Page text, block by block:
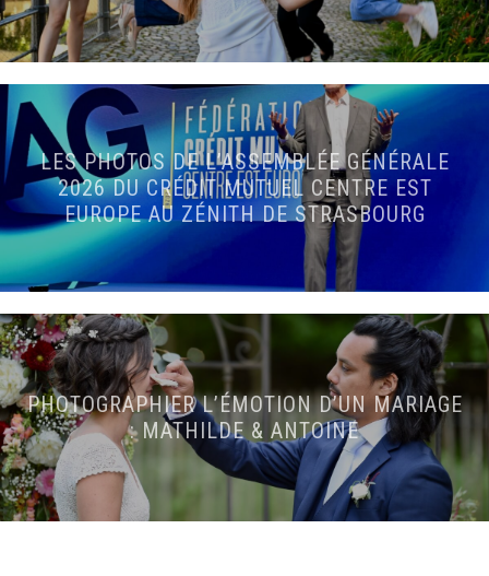
LES PHOTOS DE L’ASSEMBLÉE GÉNÉRALE
2026 DU CRÉDIT MUTUEL CENTRE EST
EUROPE AU ZÉNITH DE STRASBOURG
PHOTOGRAPHIER L’ÉMOTION D’UN MARIAGE
: MATHILDE & ANTOINE